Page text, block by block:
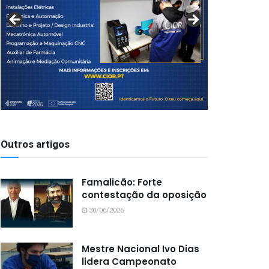
Outros artigos
Famalicão: Forte
contestação da oposição
30/06/2026
Mestre Nacional Ivo Dias
lidera Campeonato